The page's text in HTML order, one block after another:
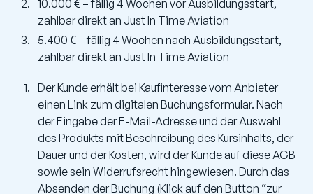
10.000 € – fällig 4 Wochen vor Ausbildungsstart,
zahlbar direkt an Just In Time Aviation
5.400 € – fällig 4 Wochen nach Ausbildungsstart,
zahlbar direkt an Just In Time Aviation
Der Kunde erhält bei Kaufinteresse vom Anbieter
einen Link zum digitalen Buchungsformular. Nach
der Eingabe der E-Mail-Adresse und der Auswahl
des Produkts mit Beschreibung des Kursinhalts, der
Dauer und der Kosten, wird der Kunde auf diese AGB
sowie sein Widerrufsrecht hingewiesen. Durch das
Absenden der Buchung (Klick auf den Button “zur